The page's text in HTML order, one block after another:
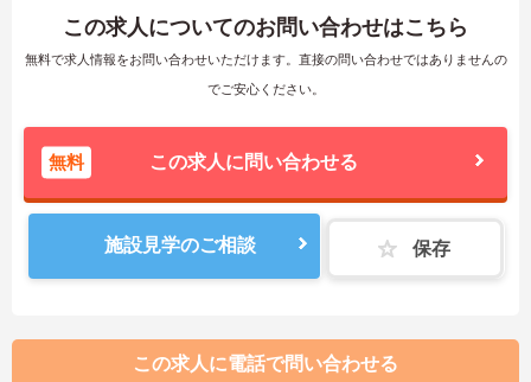
この求人についてのお問い合わせはこちら
無料で求人情報をお問い合わせいただけます。直接の問い合わせではありませんの
でご安心ください。
無料 この求人に問い合わせる
施設見学のご相談 保存
この求人に電話で問い合わせる